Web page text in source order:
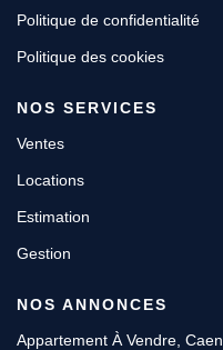
Politique de confidentialité
Politique des cookies
NOS SERVICES
Ventes
Locations
Estimation
Gestion
NOS ANNONCES
Appartement À Vendre, Caen